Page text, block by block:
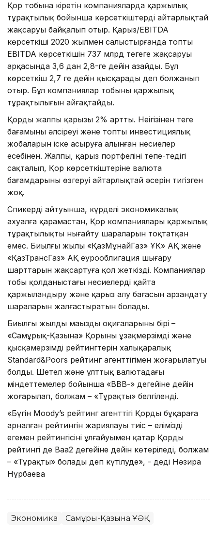
Қор тобына кіретін компанияларда қаржылық
тұрақтылық бойынша көрсеткіштердің айтарлықтай
жақсаруы байқалып отыр. Қарыз/EBITDA
көрсеткіші 2020 жылмен салыстырғанда топтың
EBITDA көрсеткішін 737 млрд теңгеге жақсаруы
арқасында 3,6 дан 2,8-ге дейін азайды. Бұл
көрсеткіш 2,7 ге дейін қысқарады деп болжанып
отыр. Бұл компаниялар тобының қаржылық
тұрақтылығын айғақтайды.
Қордың жалпы қарызы 2% артты. Неігізінен теңге
бағамының әлсіреуі және топтың инвестициялық
жобаларын іске асыруға алынған несиелер
есебінен. Жалпы, қарыз портфелінің тепе-теңдігі
сақталып, Қор көрсеткіштеріне валюта
бағамдарының өзгеруі айтарлықтай әсерін тигізген
жоқ.
Спикердің айтуынша, күрделі экономикалық
ахуалға қарамастан, Қор компаниялары қаржылық
тұрақтылықты нығайту шараларын тоқтатқан
емес. Биылғы жылы «ҚазМұнайГаз» ҰК» АҚ және
«ҚазТрансГаз» АҚ еурооблигация шығару
шарттарын жақсартуға қол жеткізді. Компаниялар
тобы қолданыстағы несиелерді қайта
қаржыландыру және қарыз алу бағасын арзандату
шараларын жалғастыратын болады.
Биылғы жылдың маңызды оқиғаларының бірі –
«Самұрық-Қазына» Қорының ұзақмерзімді және
қысқамерзімді рейтингтерін халықаралық
Standard&Poors рейтинг агенттігімен жоғарылатуы
болды. Шетел және ұлттық валютадағы
міндеттемелер бойынша «ВВВ-» деңгейіне дейін
жоғарылап, болжам – «Тұрақты» белгіленді.
«Бүгін Moody’s рейтинг агенттігі Қордың бұқараға
арналған рейтингін жариялауы тиіс – еліміздің
егемен рейтингісінің ұлғайуымен қатар Қордың
рейтингі де Ваа2 деңгейіне дейін көтеріледі, болжам
– «Тұрақты» болады деп күтілуде», - деді Нәзира
Нұрбаева
Экономика Самұрық-Қазына ҰӘҚ